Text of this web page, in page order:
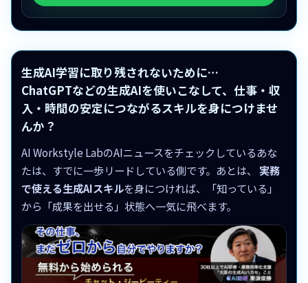
生成AI学習に取り残されないために…
ChatGPTなどの生成AIを使いこなして、仕事・収
入・時間の安定につながるスキルを身につけませ
んか？
AI Workstyle LabのAIニュースをチェックしているあな
たは、すでに一歩リードしている側です。あとは、 実務
で使える生成AIスキルを身につければ、「知っている」
から「成果を出せる」状態へ一気に飛べます。